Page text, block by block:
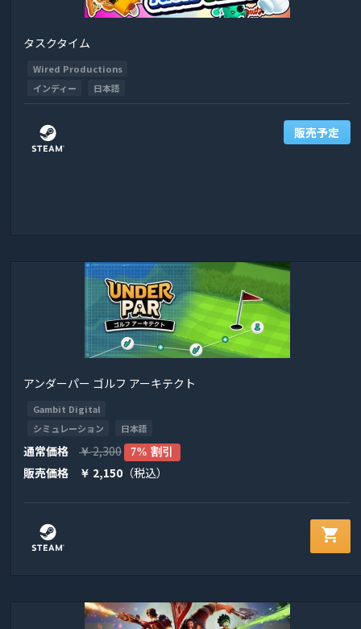
タスクタイム
Wired Productions
インディー
日本語
販売予定
アンダーパー ゴルフ アーキテクト
Gambit Digital
シミュレーション
日本語
通常価格 ￥2,300 7% 割引
販売価格 ￥ 2,150 （税込）
shopping_cart